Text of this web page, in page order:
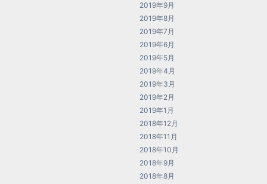
2019年9月
2019年8月
2019年7月
2019年6月
2019年5月
2019年4月
2019年3月
2019年2月
2019年1月
2018年12月
2018年11月
2018年10月
2018年9月
2018年8月